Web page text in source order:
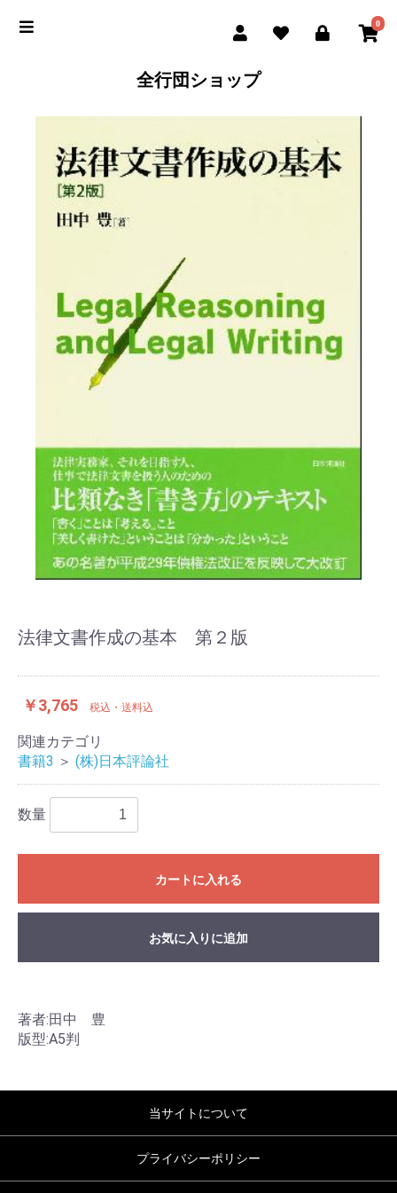
0
全行団ショップ
法律文書作成の基本 第２版
￥3,765 税込・送料込
関連カテゴリ
書籍3 ＞ (株)日本評論社
数量
カートに入れる
お気に入りに追加
著者:田中 豊
版型:A5判
当サイトについて
プライバシーポリシー